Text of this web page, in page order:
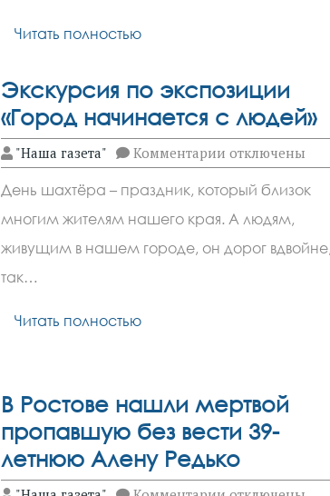
Читать полностью
Экскурсия по экспозиции
«Город начинается с людей»
"Наша газета" Комментарии к
записи
Экскурсия
по
экспозиции
«Город
начинается
с
отключены
День шахтёра – праздник, который близок
многим жителям нашего края. А людям,
живущим в нашем городе, он дорог вдвойне,
так…
Читать полностью
В Ростове нашли мертвой
пропавшую без вести 39-
летнюю Алену Редько